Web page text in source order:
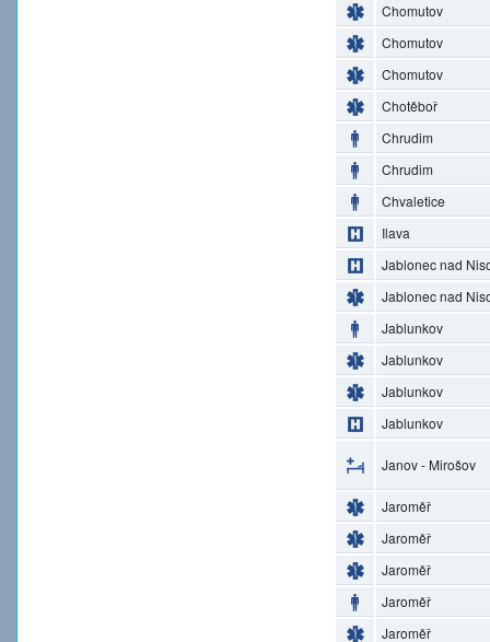
Chomutov
Chomutov
Chomutov
Chotěboř
Chrudim
Chrudim
Chvaletice
Ilava
Jablonec nad
Jablonec nad
Jablunkov
Jablunkov
Jablunkov
Jablunkov
Janov - Mirošov
Jaroměř
Jaroměř
Jaroměř
Jaroměř
Jaroměř